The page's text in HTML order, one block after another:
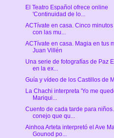
El Teatro Español ofrece online
'Continuidad de lo...
ACTívate en casa. Cinco minutos
con las mu...
ACTívate en casa. Magia en tus
Juan Villén
Una serie de fotografías de Paz
en la ex...
Guía y vídeo de los Castillos de
La Chachi interpreta 'Yo me
Mariqui...
Cuento de cada tarde para
conejo que qu...
Ainhoa Arteta interpretó el Ave
Gounod po...